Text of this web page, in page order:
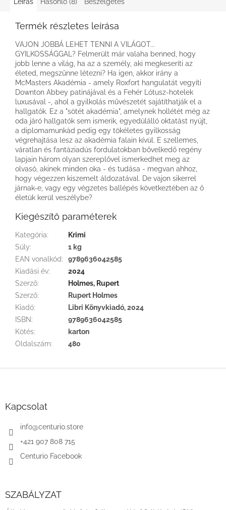
Leírás Hasonló (8) Beszélgetés
Termék részletes leírása
VAJON JOBBÁ LEHET TENNI A VILÁGOT...
GYILKOSSÁGGAL? Felmerült már valaha benned, hogy
jobb lenne a világ, ha az a személy, aki megkeseríti az
életed, megszűnne létezni? Ha igen, akkor irány a
McMasters Akadémia - amely Roxfort hangulatát vegyíti
Downton Abbey patinájával és a Fehér Lótusz-hotelek
luxusával -, ahol a gyilkolás művészetét sajátíthatják el a
hallgatók. Ez a "sötét akadémia", amelynek hollétét még az
oda járó hallgatók sem ismerik, egyedülálló oktatást nyújt,
a diplomamunkád pedig egy tökéletes gyilkosság
végrehajtása lesz az akadémia falain kívül. E szellemes,
váratlan és fantáziadús fordulatokban bővelkedő regény
lapjain három olyan szereplővel ismerkedhet meg az
olvasó, akinek minden oka - és tudása - megvan ahhoz,
hogy végezzen kiszemelt áldozatával. De vajon sikerrel
járnak-e, vagy egy végzetes ballépés következtében az ő
életük kerül veszélybe?
Kiegészítő paraméterek
Kategória:
Krimi
Súly:
1 kg
EAN vonalkód:
9789636042585
Kiadási év:
2024
Szerző:
Holmes, Rupert
Szerző:
Rupert Holmes
Kiadó:
Libri Könyvkiadó, 2024
ISBN:
9789636042585
Kötés:
karton
Oldalszám: 480
Kapcsolat
info@centurio.store
+421 907 808 715
Centurio Facebook
SZABÁLYZAT